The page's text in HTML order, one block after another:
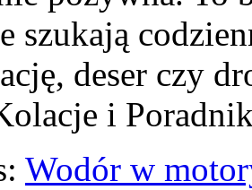
szukają
deser czy
i
Wodór w